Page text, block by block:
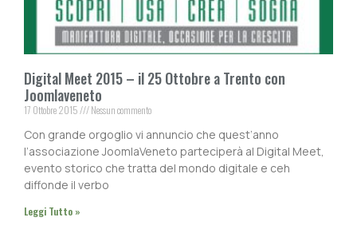
Digital Meet 2015 – il 25 Ottobre a Trento con
Joomlaveneto
17 Ottobre 2015 Nessun commento
Con grande orgoglio vi annuncio che quest’anno
l’associazione JoomlaVeneto parteciperà al Digital Meet,
evento storico che tratta del mondo digitale e ceh
diffonde il verbo
Leggi Tutto »